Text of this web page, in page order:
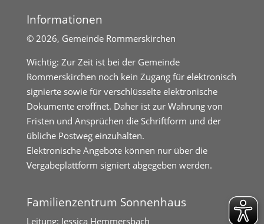
Informationen
© 2026, Gemeinde Rommerskirchen
Wichtig: Zur Zeit ist bei der Gemeinde
Rommerskirchen noch kein Zugang für elektronisch
signierte sowie für verschlüsselte elektronische
Dokumente eröffnet. Daher ist zur Wahrung von
Fristen und Ansprüchen die Schriftform und der
übliche Postweg einzuhalten.
Elektronische Angebote können nur über die
Vergabeplattform signiert abgegeben werden.
Familienzentrum Sonnenhaus
Leitung: Jessica Hemmersbach